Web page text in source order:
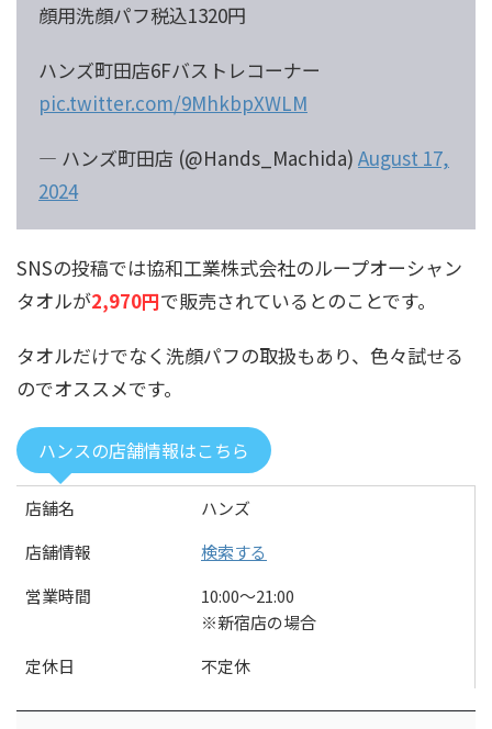
顔用洗顔パフ税込1320円
ハンズ町田店6Fバストレコーナー
pic.twitter.com/9MhkbpXWLM
— ハンズ町田店 (@Hands_Machida) August 17,
2024
SNSの投稿では協和工業株式会社のループオーシャン
タオルが2,970円で販売されているとのことです。
タオルだけでなく洗顔パフの取扱もあり、色々試せる
のでオススメです。
ハンスの店舗情報はこちら
店舗名
ハンズ
店舗情報
検索する
営業時間
10:00〜21:00
※新宿店の場合
定休日
不定休